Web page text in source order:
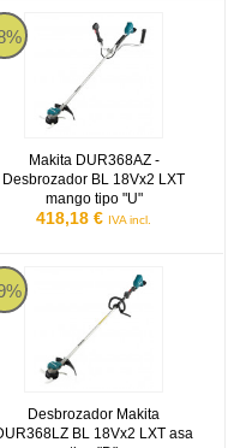
LXT mango tipo "U"
Makita DUR368AZ -
Desbrozador BL 18Vx2 LXT
mango tipo "U"
418,18 € IVA incl.
DUR368AZ -
XGT con mango tipo
Desbrozador Makita
BL 18Vx2 LXT asa
Makita DUR368LZ